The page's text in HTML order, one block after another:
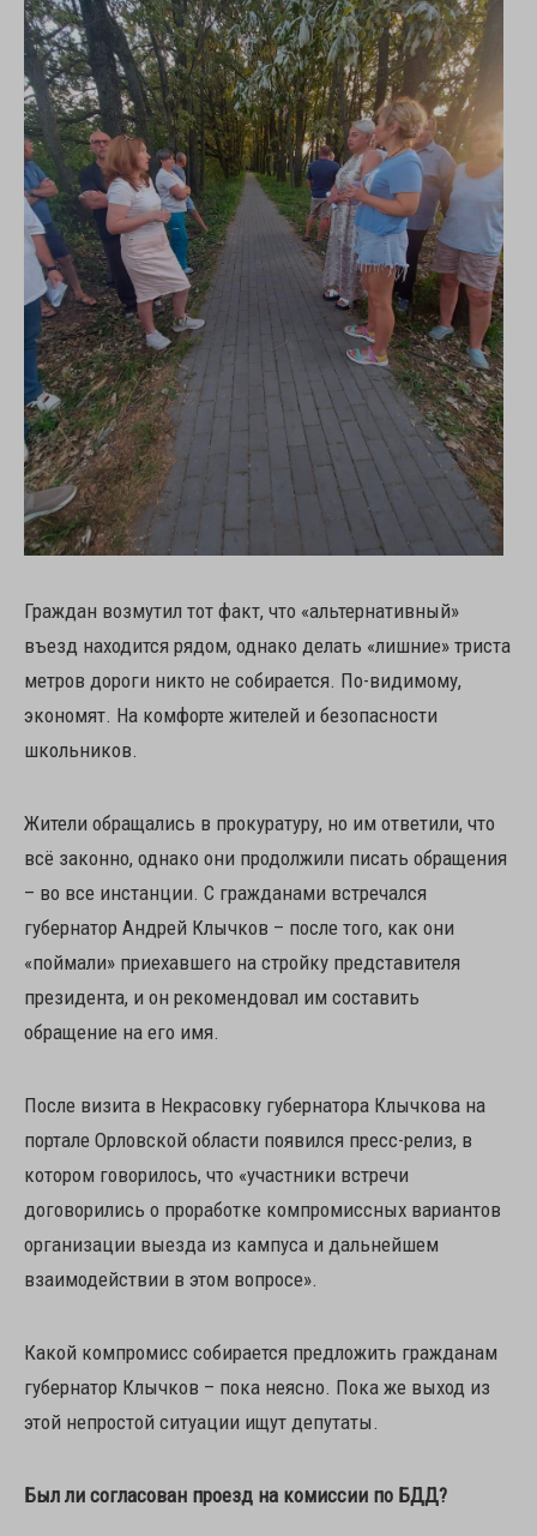
Граждан возмутил тот факт, что «альтернативный»
въезд находится рядом, однако делать «лишние» триста
метров дороги никто не собирается. По-видимому,
экономят. На комфорте жителей и безопасности
школьников.
Жители обращались в прокуратуру, но им ответили, что
всё законно, однако они продолжили писать обращения
– во все инстанции. С гражданами встречался
губернатор Андрей Клычков – после того, как они
«поймали» приехавшего на стройку представителя
президента, и он рекомендовал им составить
обращение на его имя.
После визита в Некрасовку губернатора Клычкова на
портале Орловской области появился пресс-релиз, в
котором говорилось, что «участники встречи
договорились о проработке компромиссных вариантов
организации выезда из кампуса и дальнейшем
взаимодействии в этом вопросе».
Какой компромисс собирается предложить гражданам
губернатор Клычков – пока неясно. Пока же выход из
этой непростой ситуации ищут депутаты.
Был ли согласован проезд на комиссии по БДД?